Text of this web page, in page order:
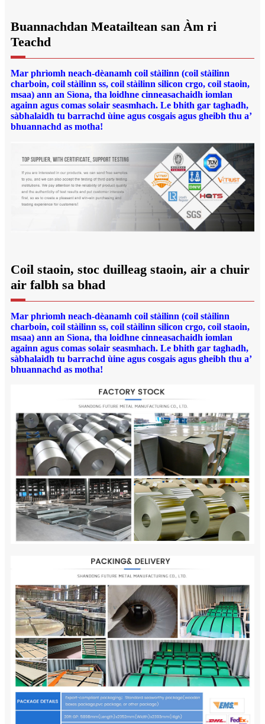
Buannachdan Meatailtean san Àm ri
Teachd
Mar phrìomh neach-dèanamh coil stàilinn (coil stàilinn
charboin, coil stàilinn ss, coil stàilinn silicon crgo, coil staoin,
msaa) ann an Sìona, tha loidhne cinneasachaidh iomlan
againn agus comas solair seasmhach. Le bhith gar taghadh,
sàbhalaidh tu barrachd ùine agus cosgais agus gheibh thu a’
bhuannachd as motha!
Coil staoin, stoc duilleag staoin, air a chuir
air falbh sa bhad
Mar phrìomh neach-dèanamh coil stàilinn (coil stàilinn
charboin, coil stàilinn ss, coil stàilinn silicon crgo, coil staoin,
msaa) ann an Sìona, tha loidhne cinneasachaidh iomlan
againn agus comas solair seasmhach. Le bhith gar taghadh,
sàbhalaidh tu barrachd ùine agus cosgais agus gheibh thu a’
bhuannachd as motha!